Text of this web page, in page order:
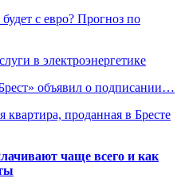
с евро? Прогноз по
в электроэнергетике
объявил о подписании…
квартира, проданная в Бресте
чаще всего и как